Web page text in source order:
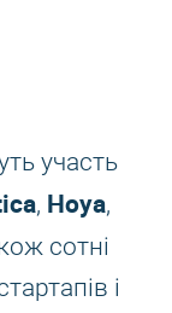
участь
, Hoya,
сотні
і